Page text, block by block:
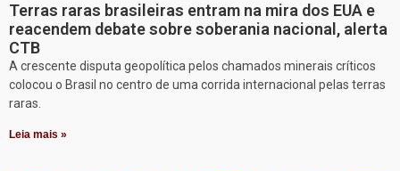
Terras raras brasileiras entram na mira dos EUA e
reacendem debate sobre soberania nacional, alerta
CTB
A crescente disputa geopolítica pelos chamados minerais críticos
colocou o Brasil no centro de uma corrida internacional pelas terras
raras.
Leia mais »